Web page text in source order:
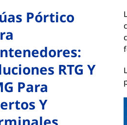
Pórtico
RTG Y
Para
Y